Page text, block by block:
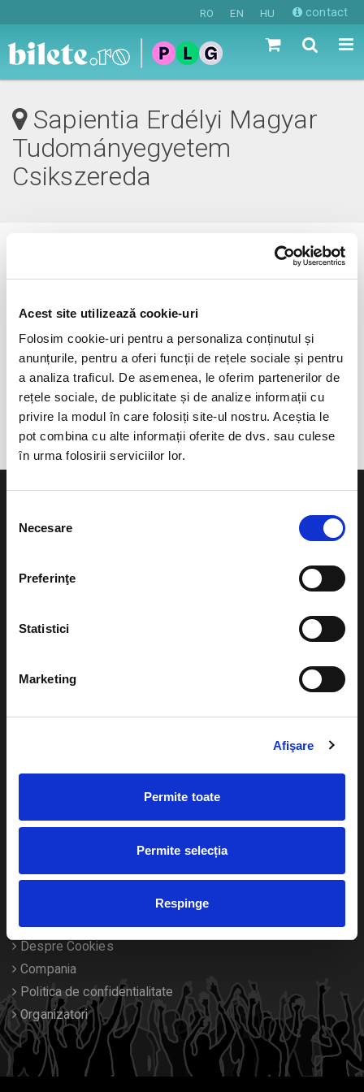
Acest site utilizează cookie-uri
Folosim cookie-uri pentru a personaliza conținutul și
anunțurile, pentru a oferi funcții de rețele sociale și pentru
a analiza traficul. De asemenea, le oferim partenerilor de
rețele sociale, de publicitate și de analize informații cu
privire la modul în care folosiți site-ul nostru. Aceștia le
pot combina cu alte informații oferite de dvs. sau culese
în urma folosirii serviciilor lor.
consimțământului
Necesare
Preferinţe
Statistici
Marketing
Afişare
Permite toate
Permite selecția
Respinge
RO EN HU contact
Sapientia Erdélyi Magyar
Tudományegyetem
Csikszereda
0 evenimente in viitorul apropiat
revino mai tarziu
anunta-ma pe email cand apare urmatorul eveniment la
Sapientia Erdélyi Magyar Tudományegyetem
Returnare bilete
Concerte si
Sport
Cultura
Calendar
Termeni si conditii
Despre Cookies
Compania
Politica de confidentialitate
Organizatori